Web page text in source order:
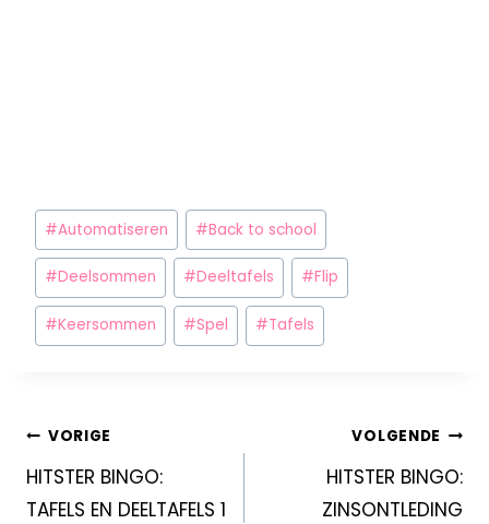
#Automatiseren #Back to school
#Deelsommen #Deeltafels #Flip
#Keersommen #Spel #Tafels
VORIGE
HITSTER BINGO:
TAFELS EN DEELTAFELS 1
VOLGENDE
HITSTER BINGO:
ZINSONTLEDING